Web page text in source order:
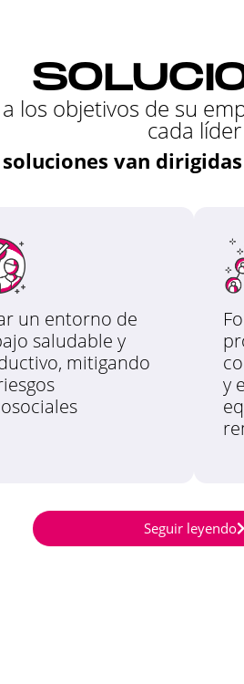
los objetivos de su
cada líder
van
un entorno de
saludable y
mitigando
y
Seguir leyendo